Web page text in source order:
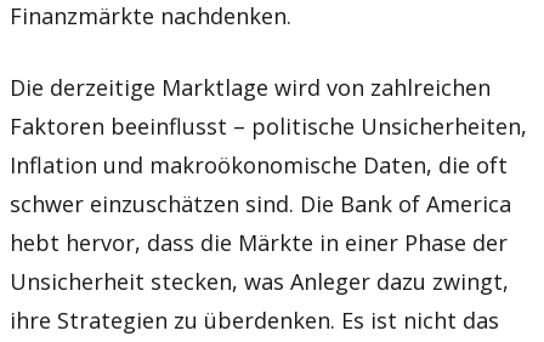
Finanzmärkte nachdenken.
Die derzeitige Marktlage wird von zahlreichen
Faktoren beeinflusst – politische Unsicherheiten,
Inflation und makroökonomische Daten, die oft
schwer einzuschätzen sind. Die Bank of America
hebt hervor, dass die Märkte in einer Phase der
Unsicherheit stecken, was Anleger dazu zwingt,
ihre Strategien zu überdenken. Es ist nicht das